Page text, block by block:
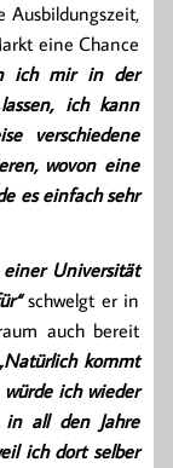
eine Chance
ich mir in der
ich kann
verschiedene
wovon eine
es einfach sehr
Universität
schwelgt er in
auch bereit
kommt
ich wieder
all den Jahre
ich dort selber